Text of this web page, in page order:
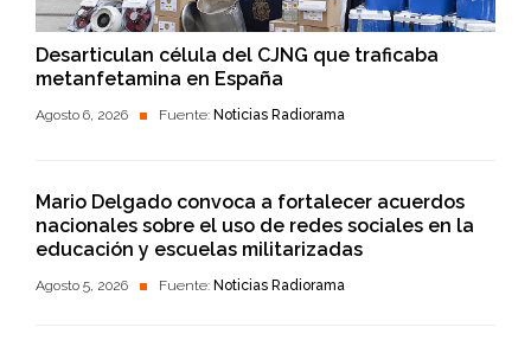
Desarticulan célula del CJNG que traficaba
metanfetamina en España
Agosto 6, 2026 Fuente: Noticias Radiorama
Mario Delgado convoca a fortalecer acuerdos
nacionales sobre el uso de redes sociales en la
educación y escuelas militarizadas
Agosto 5, 2026 Fuente: Noticias Radiorama